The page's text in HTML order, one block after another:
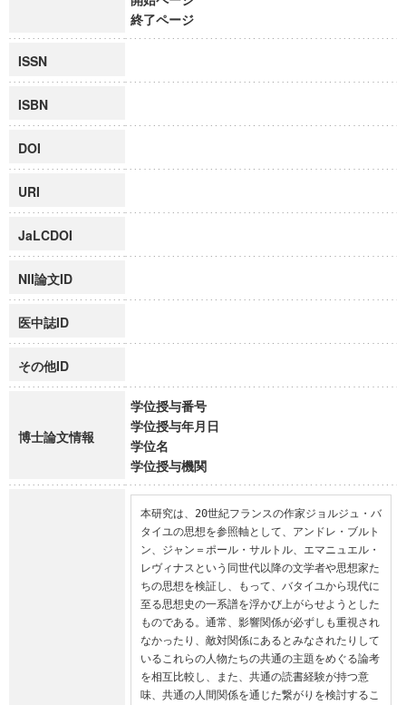
終了ページ
ISSN
ISBN
DOI
URI
JaLCDOI
NII論文ID
医中誌ID
その他ID
博士論文情報
学位授与番号
学位授与年月日
学位名
学位授与機関
本研究は、20世紀フランスの作家ジョルジュ・バ
タイユの思想を参照軸として、アンドレ・ブルト
ン、ジャン＝ポール・サルトル、エマニュエル・
レヴィナスという同世代以降の文学者や思想家た
ちの思想を検証し、もって、バタイユから現代に
至る思想史の一系譜を浮かび上がらせようとした
ものである。通常、影響関係が必ずしも重視され
なかったり、敵対関係にあるとみなされたりして
いるこれらの人物たちの共通の主題をめぐる論考
を相互比較し、また、共通の読書経験が持つ意
味、共通の人間関係を通じた繋がりを検討するこ